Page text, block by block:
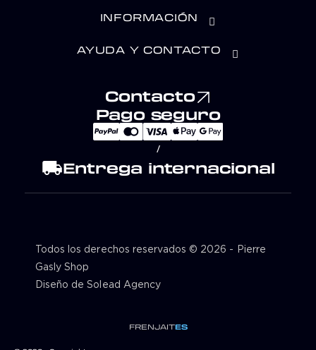
INFORMACIÓN
AYUDA Y CONTACTO
Contacto
Pago seguro
/
local_shippingEntrega internacional
Todos los derechos reservados © 2026 - Pierre
Gasly Shop
Diseño de Solead Agency
FRENJAITES